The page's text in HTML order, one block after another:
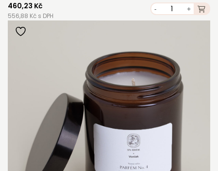
460,23 Kč
556,88 Kč s DPH
- +
Registrovat